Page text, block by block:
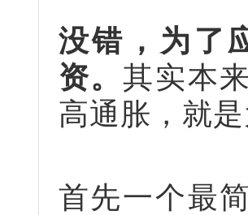
没错，为了
资。其实本
高通胀，就
首先一个最